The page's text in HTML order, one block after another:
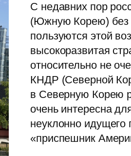
С недавних пор
(Южную Корею) без
пользуются этой
высокоразвитая
относительно не
КНДР (Северной
в Северную Корею
очень интересна
неуклонно
«приспешник